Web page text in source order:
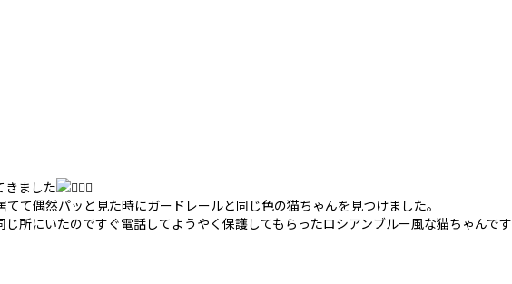
きました
て偶然パッと見た時にガードレールと同じ色の猫ちゃんを見つけました。
所にいたのですぐ電話してようやく保護してもらったロシアンブルー風な猫ちゃんです